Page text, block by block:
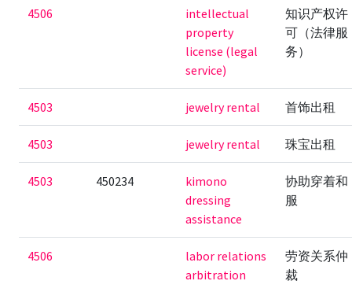
4506
intellectual
property
license (legal
service)
知识产权许
可（法律服
务）
4503 jewelry rental 首饰出租
4503 jewelry rental 珠宝出租
4503 450234
kimono
dressing
assistance
协助穿着和
服
4506
labor relations
arbitration
劳资关系仲
裁